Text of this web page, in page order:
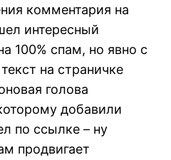
комментария на
интересный
100% спам, но явно с
на страничке
голова
добавили
по ссылке – ну
продвигает